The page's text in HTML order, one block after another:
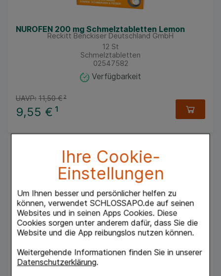
Ihre Cookie-
Einstellungen
Um Ihnen besser und persönlicher helfen zu
können, verwendet SCHLOSSAPO.de auf seinen
Websites und in seinen Apps Cookies. Diese
Cookies sorgen unter anderem dafür, dass Sie die
Website und die App reibungslos nutzen können.
Weitergehende Informationen finden Sie in unserer
Datenschutzerklärung.
NUROFEN 200 mg Schmelztabletten Lemon
Reckitt Benckiser Deutschland GmbH
12 St
Schmelztabletten
02547582
Verfügbarkeit
9,55 € ¹
UAVP: 11,50 €²
ACC Kindersaft
Hexal AG
Lösung zum Einnehmen
06964615